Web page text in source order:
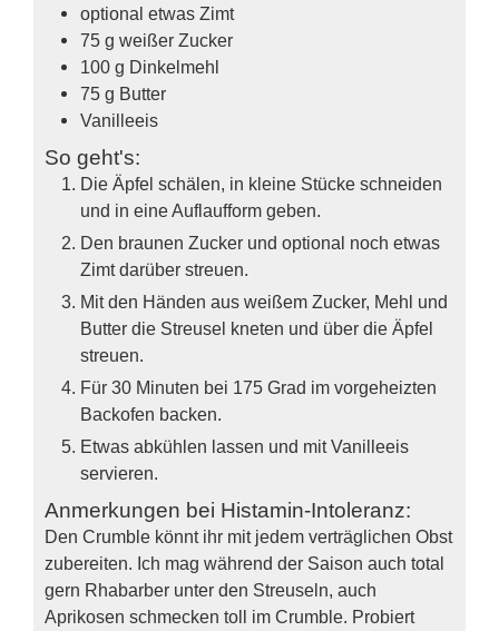
optional etwas Zimt
75 g weißer Zucker
100 g Dinkelmehl
75 g Butter
Vanilleeis
So geht's:
Die Äpfel schälen, in kleine Stücke schneiden
und in eine Auflaufform geben.
Den braunen Zucker und optional noch etwas
Zimt darüber streuen.
Mit den Händen aus weißem Zucker, Mehl und
Butter die Streusel kneten und über die Äpfel
streuen.
Für 30 Minuten bei 175 Grad im vorgeheizten
Backofen backen.
Etwas abkühlen lassen und mit Vanilleeis
servieren.
Anmerkungen bei Histamin-Intoleranz:
Den Crumble könnt ihr mit jedem verträglichen Obst
zubereiten. Ich mag während der Saison auch total
gern Rhabarber unter den Streuseln, auch
Aprikosen schmecken toll im Crumble. Probiert